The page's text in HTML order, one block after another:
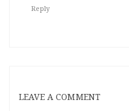
Reply
LEAVE A COMMENT